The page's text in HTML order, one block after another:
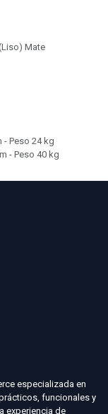
Mate
- Peso 24 kg
- Peso 40 kg
especializada en
funcionales y
experiencia de